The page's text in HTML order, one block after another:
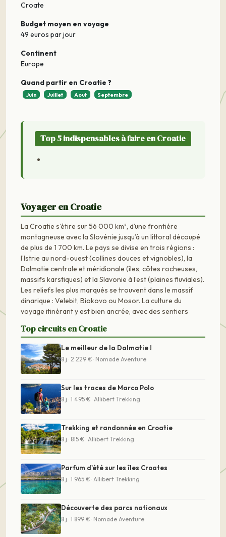
Croate
Budget moyen en voyage
49 euros par jour
Continent
Europe
Quand partir en Croatie ?
Juin Juillet Aout Septembre
Top 5 indispensables à faire en Croatie
Voyager en Croatie
La Croatie s’étire sur 56 000 km², d’une frontière
montagneuse avec la Slovénie jusqu’à un littoral découpé
de plus de 1 700 km. Le pays se divise en trois régions :
l’Istrie au nord-ouest (collines douces et vignobles), la
Dalmatie centrale et méridionale (îles, côtes rocheuses,
massifs karstiques) et la Slavonie à l’est (plaines fluviales).
Les reliefs les plus marqués se trouvent dans le massif
dinarique : Velebit, Biokovo ou Mosor. La culture du
voyage itinérant y est bien ancrée, avec des sentiers
Top circuits en Croatie
Le meilleur de la Dalmatie !
8 j · 2 229 € · Nomade Aventure
Sur les traces de Marco Polo
8 j · 1 495 € · Allibert Trekking
Trekking et randonnée en Croatie
8 j · 815 € · Allibert Trekking
Parfum d'été sur les îles Croates
8 j · 1 965 € · Allibert Trekking
Découverte des parcs nationaux
8 j · 1 899 € · Nomade Aventure